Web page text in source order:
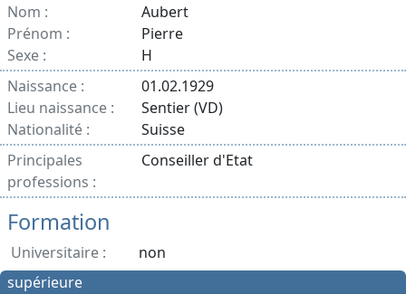
Nom :
Aubert
Prénom :
Pierre
Sexe :
H
Naissance :
01.02.1929
Lieu naissance :
Sentier (VD)
Nationalité :
Suisse
Principales
professions :
Conseiller d'Etat
Formation
Universitaire :
non
supérieure